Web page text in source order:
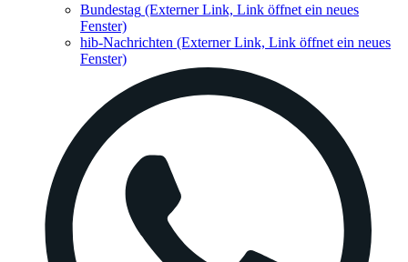
Bundestag (Externer Link, Link öffnet ein neues
Fenster)
hib-Nachrichten (Externer Link, Link öffnet ein neues
Fenster)